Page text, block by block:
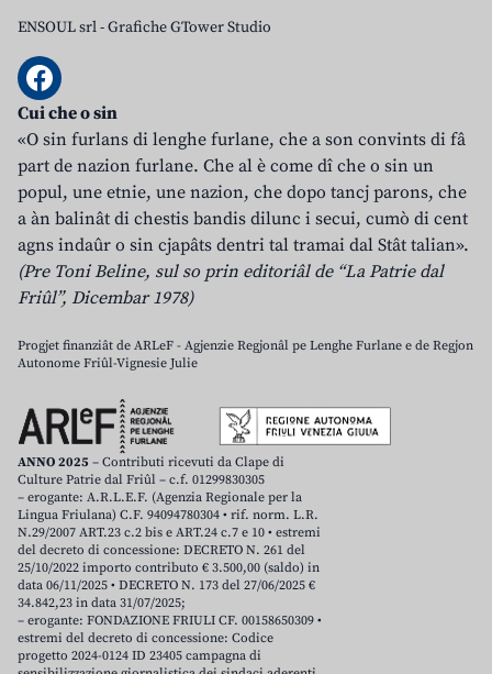
ENSOUL srl-Grafiche GTower Studio
Cui che o sin
«O sin furlans di lenghe furlane, che a son convints di fâ
part de nazion furlane. Che al è come dî che o sin un
popul, une etnie, une nazion, che dopo tancj parons, che
a àn balinât di chestis bandis dilunc i secui, cumò di cent
agns indaûr o sin cjapâts dentri tal tramai dal Stât talian».
(Pre Toni Beline, sul so prin editoriâl de “La Patrie dal
Friûl”, Dicembar 1978)
Progjet finanziât de ARLeF - Agjenzie Regjonâl pe Lenghe Furlane e de Regjon
Autonome Friûl-Vignesie Julie
ANNO 2025 – Contributi ricevuti da Clape di
Culture Patrie dal Friûl – c.f. 01299830305
– erogante: A.R.L.E.F. (Agenzia Regionale per la
Lingua Friulana) C.F. 94094780304 • rif. norm. L.R.
N.29/2007 ART.23 c.2 bis e ART.24 c.7 e 10 • estremi
del decreto di concessione: DECRETO N. 261 del
25/10/2022 importo contributo € 3.500,00 (saldo) in
data 06/11/2025 • DECRETO N. 173 del 27/06/2025 €
34.842,23 in data 31/07/2025;
– erogante: FONDAZIONE FRIULI CF. 00158650309 •
estremi del decreto di concessione: Codice
progetto 2024-0124 ID 23405 campagna di